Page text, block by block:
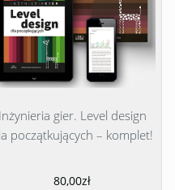
Inżynieria gier. Level design
początkujących – komplet!
80,00zł